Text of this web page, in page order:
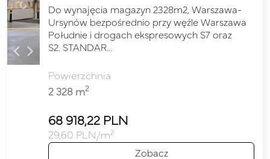
Do wynajęcia magazyn 2328m2, Warszawa-
Ursynów bezpośrednio przy węźle Warszawa
Południe i drogach ekspresowych S7 oraz
S2. STANDAR…
Powierzchnia
2 328 m2
68 918,22 PLN
29,60 PLN/m2
Zobacz